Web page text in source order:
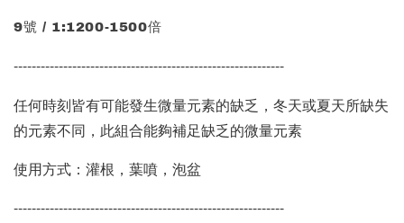
9號 / 1:1200-1500倍
------------------------------------------------------------
任何時刻皆有可能發生微量元素的缺乏，冬天或夏天所缺失
的元素不同，此組合能夠補足缺乏的微量元素
使用方式：灌根，葉噴，泡盆
------------------------------------------------------------